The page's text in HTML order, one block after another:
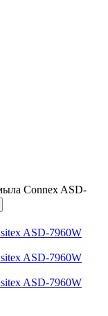
Connex ASD-